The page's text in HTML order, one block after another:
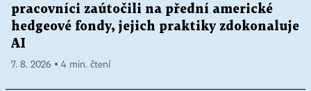
pracovníci zaútočili na přední americké
hedgeové fondy, jejich praktiky zdokonaluje
AI
7. 8. 2026 ▪ 4 min. čtení